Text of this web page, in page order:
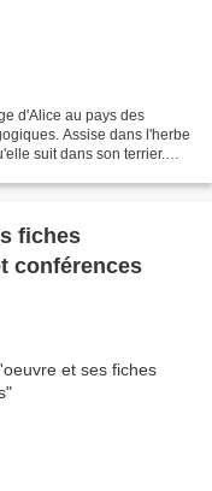
d'Alice au pays des
Assise dans l'herbe
suit dans son terrier.
fiches
conférences